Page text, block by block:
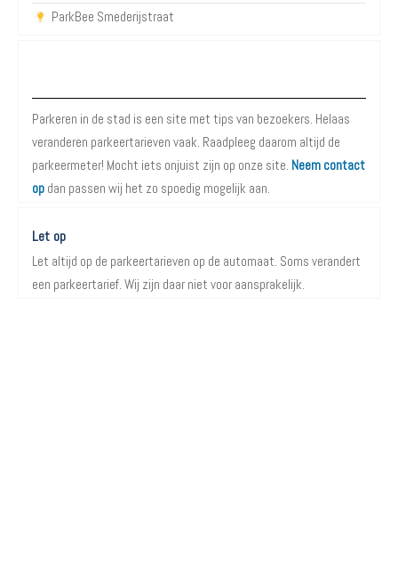
ParkBee Smederijstraat
Parkeren in de stad is een site met tips van bezoekers. Helaas
veranderen parkeertarieven vaak. Raadpleeg daarom altijd de
parkeermeter! Mocht iets onjuist zijn op onze site. Neem contact
op dan passen wij het zo spoedig mogelijk aan.
Let op
Let altijd op de parkeertarieven op de automaat. Soms verandert
een parkeertarief. Wij zijn daar niet voor aansprakelijk.